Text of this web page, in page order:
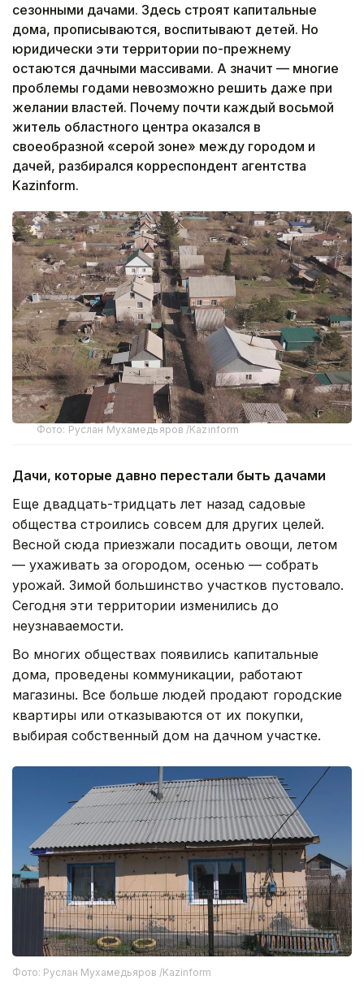
сезонными дачами. Здесь строят капитальные
дома, прописываются, воспитывают детей. Но
юридически эти территории по-прежнему
остаются дачными массивами. А значит — многие
проблемы годами невозможно решить даже при
желании властей. Почему почти каждый восьмой
житель областного центра оказался в
своеобразной «серой зоне» между городом и
дачей, разбирался корреспондент агентства
Kazinform.
Фото: Руслан Мухамедьяров /Kazinform
Дачи, которые давно перестали быть дачами
Еще двадцать-тридцать лет назад садовые
общества строились совсем для других целей.
Весной сюда приезжали посадить овощи, летом
— ухаживать за огородом, осенью — собрать
урожай. Зимой большинство участков пустовало.
Сегодня эти территории изменились до
неузнаваемости.
Во многих обществах появились капитальные
дома, проведены коммуникации, работают
магазины. Все больше людей продают городские
квартиры или отказываются от их покупки,
выбирая собственный дом на дачном участке.
Фото: Руслан Мухамедьяров /Kazinform